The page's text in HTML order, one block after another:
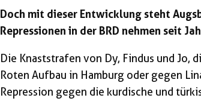
Doch mit dieser Entwicklung steht
Repressionen in der BRD nehmen seit
Die Knaststrafen von Dy, Findus und Jo,
Roten Aufbau in Hamburg oder gegen
Repression gegen die kurdische und